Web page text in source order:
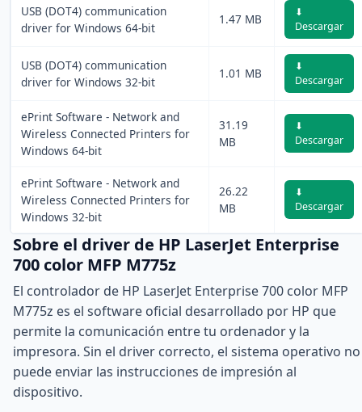
USB (DOT4) communication
driver for Windows 64-bit
1.47 MB
⬇
Descargar
USB (DOT4) communication
driver for Windows 32-bit
1.01 MB
⬇
Descargar
ePrint Software - Network and
Wireless Connected Printers for
Windows 64-bit
31.19
MB
⬇
Descargar
ePrint Software - Network and
Wireless Connected Printers for
Windows 32-bit
26.22
MB
⬇
Descargar
Sobre el driver de HP LaserJet Enterprise
700 color MFP M775z
El controlador de HP LaserJet Enterprise 700 color MFP
M775z es el software oficial desarrollado por HP que
permite la comunicación entre tu ordenador y la
impresora. Sin el driver correcto, el sistema operativo no
puede enviar las instrucciones de impresión al
dispositivo.